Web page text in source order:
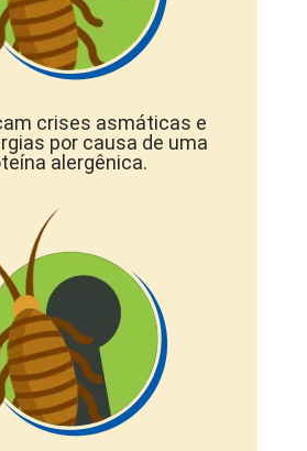
crises asmáticas e
por causa de uma
alergênica.